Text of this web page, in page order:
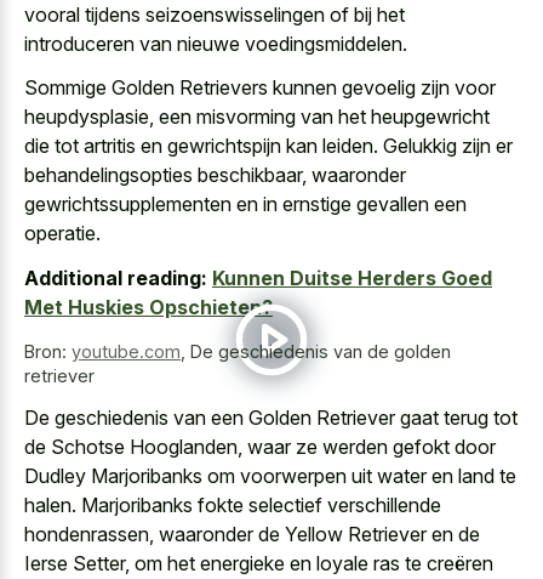
vooral tijdens seizoenswisselingen of bij het
introduceren van nieuwe voedingsmiddelen.
Sommige Golden Retrievers kunnen gevoelig zijn voor
heupdysplasie, een misvorming van het heupgewricht
die tot artritis en gewrichtspijn kan leiden. Gelukkig zijn er
behandelingsopties beschikbaar, waaronder
gewrichtssupplementen en in ernstige gevallen een
operatie.
Additional reading: Kunnen Duitse Herders Goed
Met Huskies Opschieten?
Bron: youtube.com De geschiedenis van de golden
retriever
De geschiedenis van een Golden Retriever gaat terug tot
de Schotse Hooglanden, waar ze werden gefokt door
Dudley Marjoribanks om voorwerpen uit water en land te
halen. Marjoribanks fokte selectief verschillende
hondenrassen, waaronder de Yellow Retriever en de
Ierse Setter, om het energieke en loyale ras te creëren